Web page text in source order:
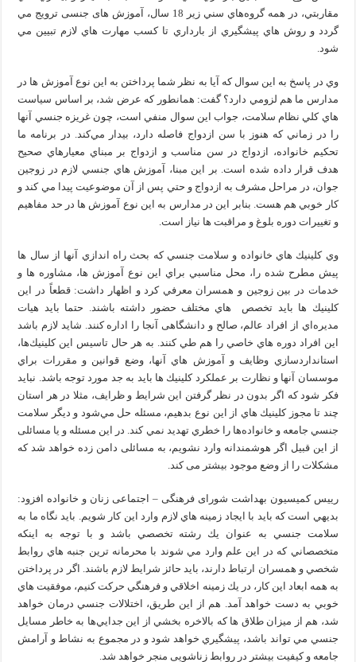
مقاربتي، در همه گروه‌هاي سني زیر 18 سال، آموزش های جنسی ترويج مي‌
گردد و روش‌ هاي پيشگيري از بارداري تا كسب مهارت‌ هاي لازم تبيين مي‌
شود.
وي در پاسخ به اين سوال كه آيا به نظر شما پرداختن به اين نوع آموزش‌ ها در
مدارس ما هم لزومي دارد؟ گفت: همانطور كه عرض شد، بر اساس سياست‌
هاي كلي نظام سلامت، جواب اين سوال منفي است، چون غريزه جنسي آنها
را در زماني كه هنوز با سن ازدواج فاصله دارد، بيدار مي‌كند. در برنامه ما
تحكيم خانواده، ازدواج در سن مناسب و ازدواج بر مبناي معيارهاي صحيح
هدف قرار داده شده است. بر اين مبنا، آموزش‌ هاي جنسي لازم در زوجين
جوان، در مراحل مشرف به ازدواج و حتي پس از آن موضوعيت پيدا مي‌ كند و
كار خوبي هم هست. بنابر اين در مدارس به اين نوع آموزش ها در حد مفاهيم
و تغييرات دوره بلوغ و مراقبت ها نیاز است.
وي كلينيك‌ هاي خانواده و سلامت جنسي كه بحث راه‌ اندازي آنها از سال ها
پيش مطرح شده را، محل مناسبي براي اين نوع آموزش‌ ها، مشاوره‌ ها و
خدمات در بین زوجین و همسران معرفي كرد و اظهار داشت: قطعاً در اين
كلينيك‌ ها بايد تخصص هاي مختلف حضور داشته باشند. حتما بايد هيات
مديره‌اي از افراد عالم، صالح و دانشگاهی آنجا را اداره كنند. شايد لازم باشد
اين افراد دوره‌ هاي خاصي را هم طي كنند. به هر حال تاسيس اين كلينيك‌ها،
استانداردسازي وظايف و آموزش‌ هاي آنها، وضع قوانين و مقررات براي
موسسان آنها و نظارت بر عملكرد كلينيك‌ ها بايد به جد مورد توجه باشد. نبايد
فكر شود كه اگر بدون در نظر گرفتن اين شرايط و ظرايف، مثلا در هر استان
چند تا مجوز كلينيك‌ هاي از اين نوع بدهيم، مسئله حل مي‌شود و ديگر سلامت
جنسي جامعه و خانواده‌ها را خطري تهديد نمي‌ كند. در این مسئله و یا مسائلی
از این قبیل اگر هوشمندانه وارد نشویم، به مسائلی دامن زده خواهد شد که
مشکلات را از وضع موجود بیشتر می کند.
رییس کمیسیون بهداشت شورای فرهنگی – اجتماعی زنان و خانواده افزود:
بديهي است كه بايد با ايجاد زمينه‌ هاي لازم وارد اين كار شويم. باید نگاه ما به
سلامت جنسي به عنوان يك رشته تخصصي باشد و با توجه به اينكه
متخصصاني كه در اين علم وارد مي‌ شوند با محرمانه‌ ترين جنبه‌ هاي روابط
شخصي و همسران ارتباط دارند، بايد حائز شرايط لازم باشند. اگر در پرداختن
به همه‌ ابعاد اين كار، در يك زمينه اخلاقي و فرهنگي حركت كنيم، موفقيت‌ هاي
خوبي به دست خواهد آمد. هم از اين طريق، اختلالات جنسي درمان خواهد
شد، هم از ميزان طلاق‌ ها كه بالاخره بخشي از اين جدايي‌ها به خاطر مسايل
جنسي مي‌ تواند باشد، پيشگيري خواهد شود و در مجموع به نشاط و آرامش
جامعه و كيفيت بيشتر در روابط زناشویی منجر خواهد شد.